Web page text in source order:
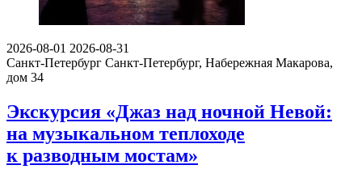
2026-08-01 2026-08-31
Санкт-Петербург Санкт-Петербург, Набережная Макарова,
дом 34
Экскурсия «Джаз над ночной Невой:
на музыкальном теплоходе
к разводным мостам»